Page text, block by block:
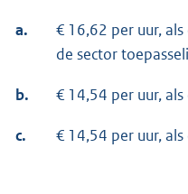
a.
€ 16,62 per uur,
de sector
b. € 14,54 per uur,
c. € 14,54 per uur,